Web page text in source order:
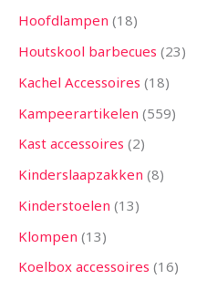
Hoofdlampen 18
Houtskool barbecues 23
Kachel Accessoires 18
Kampeerartikelen 559
Kast accessoires 2
Kinderslaapzakken 8
Kinderstoelen 13
Klompen 13
Koelbox accessoires 16